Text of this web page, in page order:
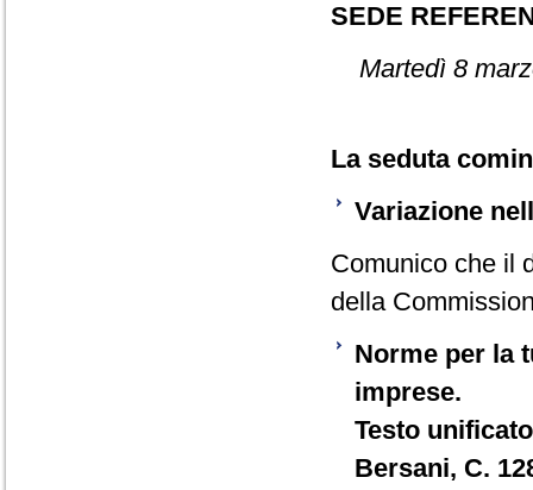
SEDE
Martedì 8
La seduta
Variazione
Comunico che il
della
Norme per la
imprese.
Testo
Bersani, C.